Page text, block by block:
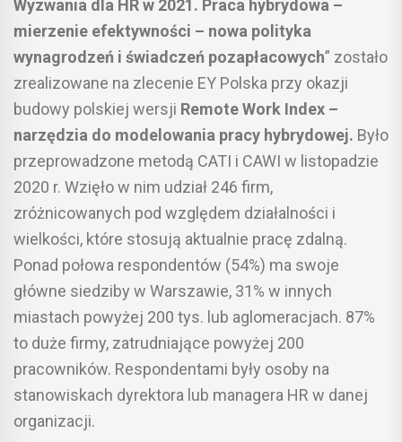
Wyzwania dla HR w 2021. Praca hybrydowa –
mierzenie efektywności – nowa polityka
wynagrodzeń i świadczeń pozapłacowych” zostało
zrealizowane na zlecenie EY Polska przy okazji
budowy polskiej wersji Remote Work Index –
narzędzia do modelowania pracy hybrydowej. Było
przeprowadzone metodą CATI i CAWI w listopadzie
2020 r. Wzięło w nim udział 246 firm,
zróżnicowanych pod względem działalności i
wielkości, które stosują aktualnie pracę zdalną.
Ponad połowa respondentów (54%) ma swoje
główne siedziby w Warszawie, 31% w innych
miastach powyżej 200 tys. lub aglomeracjach. 87%
to duże firmy, zatrudniające powyżej 200
pracowników. Respondentami były osoby na
stanowiskach dyrektora lub managera HR w danej
organizacji.